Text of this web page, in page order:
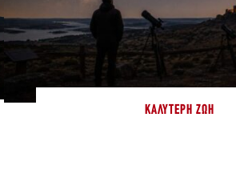
ΚΑΛΎΤΕΡΗ ΖΩΉ